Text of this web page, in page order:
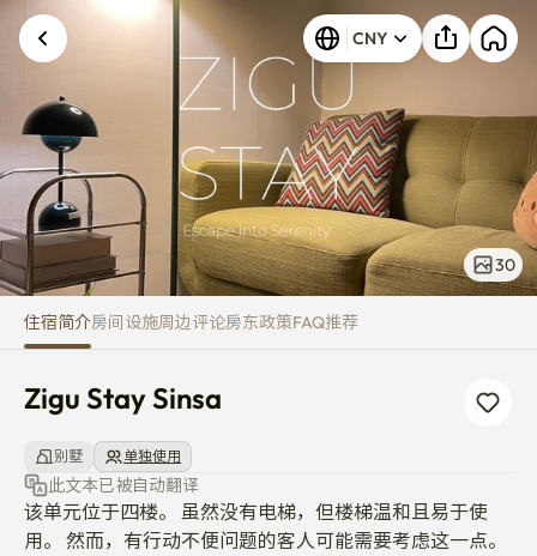
Zigu Stay Sinsa CNY
30
住宿简介房间设施周边评论房东政策FAQ推荐
Zigu Stay Sinsa
别墅 单独使用
此文本已被自动翻译
该单元位于四楼。 虽然没有电梯，但楼梯温和且易于使
用。 然而，有行动不便问题的客人可能需要考虑这一点。
发生未知错误。请重试。